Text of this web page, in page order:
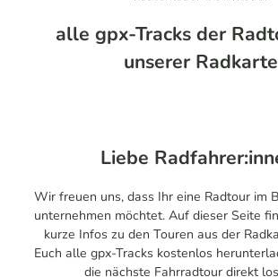
alle gpx-Tracks der
unserer Radkarte
Liebe
Wir freuen uns, dass Ihr eine Radtour im
unternehmen möchtet. Auf dieser Seite
kurze Infos zu den Touren aus der
Euch alle gpx-Tracks kostenlos
die nächste Fahrradtour direkt